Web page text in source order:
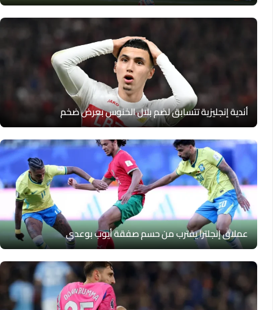
أندية إنجليزية تتسابق لضم بلال الخنوس بعرض ضخم
عملاق إنجلترا يقترب من حسم صفقة أيوب بوعدي